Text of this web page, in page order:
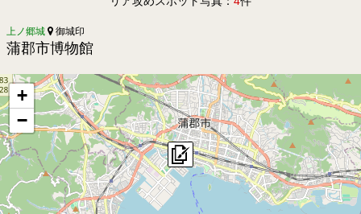
上ノ郷城 御城印
蒲郡市博物館
+
−